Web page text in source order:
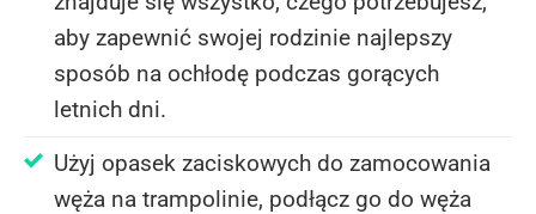
aby zapewnić swojej rodzinie najlepszy
sposób na ochłodę podczas gorących
letnich dni.
Użyj opasek zaciskowych do zamocowania
węża na trampolinie, podłącz go do węża